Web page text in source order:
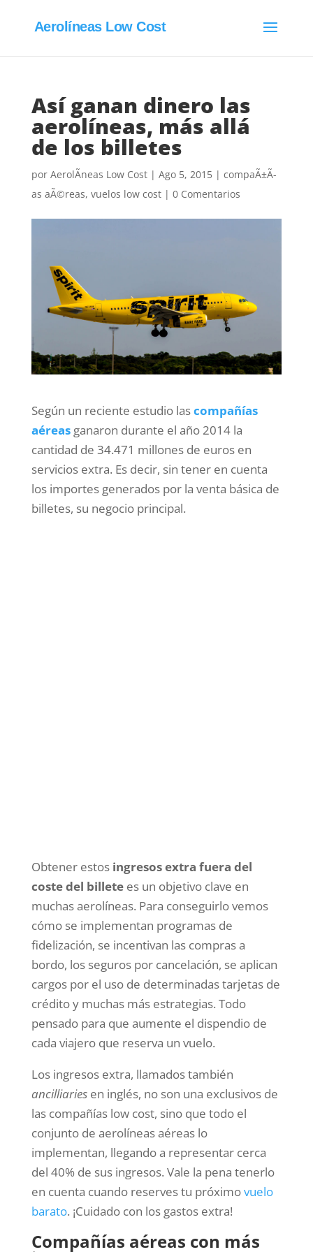
Aerolíneas Low Cost
Así ganan dinero las
aerolíneas, más allá
de los billetes
por AerolÃ­neas Low Cost| Ago 5, 2015| compaÃ±Ã­
as aÃ©reas, vuelos low cost| 0 Comentarios
Según un reciente estudio lascompañías
aéreasganaron durante el año 2014 la
cantidad de 34.471 millones de euros en
servicios extra. Es decir, sin tener en cuenta
los importes generados por la venta básica de
billetes, su negocio principal.
Obtener estosingresos extra fuera del
coste del billetees un objetivo clave en
muchas aerolíneas. Para conseguirlo vemos
cómo se implementan programas de
fidelización, se incentivan las compras a
bordo, los seguros por cancelación, se aplican
cargos por el uso de determinadas tarjetas de
crédito y muchas más estrategias. Todo
pensado para que aumente el dispendio de
cada viajero que reserva un vuelo.
Los ingresos extra, llamados también
ancilliariesen inglés, no son una exclusivos de
las compañías low cost, sino que todo el
conjunto de aerolíneas aéreas lo
implementan, llegando a representar cerca
del 40% de sus ingresos. Vale la pena tenerlo
en cuenta cuando reserves tu próximovuelo
barato. ¡Cuidado con los gastos extra!
Compañías aéreas con más